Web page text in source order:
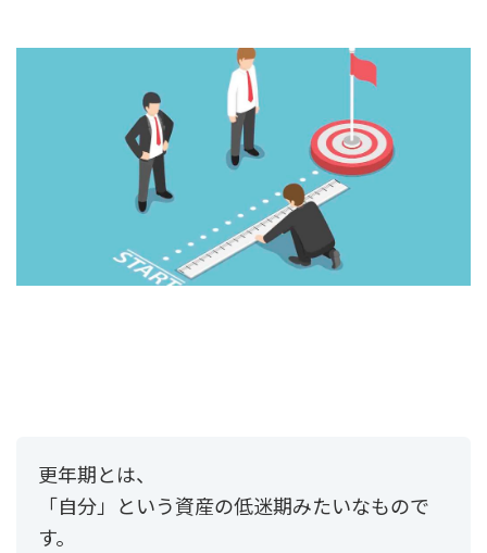
更年期とは、
「自分」という資産の低迷期みたいなもので
す。